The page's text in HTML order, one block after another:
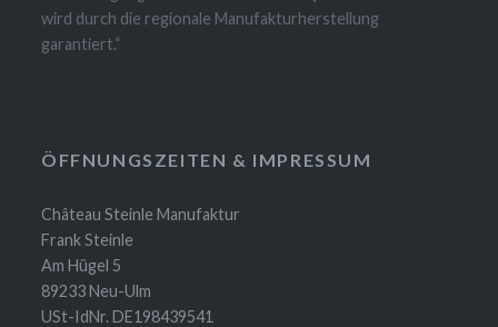
wird durch die regionale Manufakturherstellung
garantiert.“
ÖFFNUNGSZEITEN & IMPRESSUM
Château Steinle Manufaktur
Frank Steinle
Am Hügel 5
89233 Neu-Ulm
USt-IdNr. DE198439541